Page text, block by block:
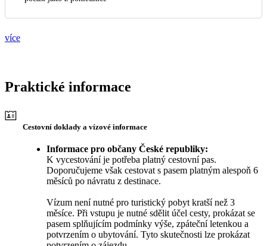
více
Praktické informace
Cestovní doklady a vízové informace
Informace pro občany České republiky:
K vycestování je potřeba platný cestovní pas.
Doporučujeme však cestovat s pasem platným alespoň 6
měsíců po návratu z destinace.
Vízum není nutné pro turistický pobyt kratší než 3
měsíce. Při vstupu je nutné sdělit účel cesty, prokázat se
pasem splňujícím podmínky výše, zpáteční letenkou a
potvrzením o ubytování. Tyto skutečnosti lze prokázat